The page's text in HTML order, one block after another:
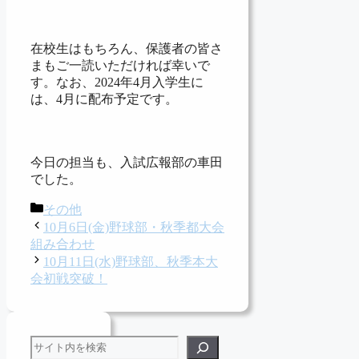
在校生はもちろん、保護者の皆さ
まもご一読いただければ幸いで
す。なお、2024年4月入学生に
は、4月に配布予定です。
今日の担当も、入試広報部の車田
でした。
カ
テ
ゴ
リ
ー
その他
10月6日(金)野球部・秋季都大会
組み合わせ
10月11日(水)野球部、秋季本大
会初戦突破！
検索